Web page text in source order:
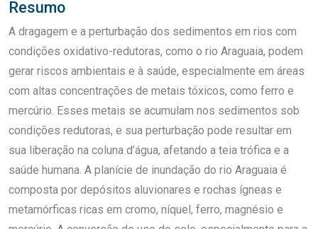
Resumo
A dragagem e a perturbação dos sedimentos em rios com
condições oxidativo-redutoras, como o rio Araguaia, podem
gerar riscos ambientais e à saúde, especialmente em áreas
com altas concentrações de metais tóxicos, como ferro e
mercúrio. Esses metais se acumulam nos sedimentos sob
condições redutoras, e sua perturbação pode resultar em
sua liberação na coluna d’água, afetando a teia trófica e a
saúde humana. A planície de inundação do rio Araguaia é
composta por depósitos aluvionares e rochas ígneas e
metamórficas ricas em cromo, níquel, ferro, magnésio e